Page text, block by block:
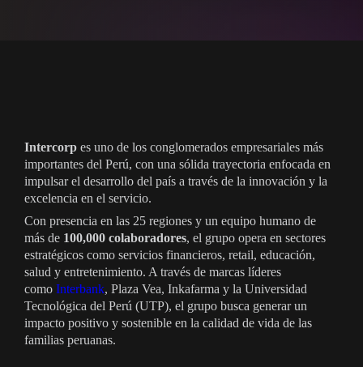
Intercorp es uno de los conglomerados empresariales más
importantes del Perú, con una sólida trayectoria enfocada en
impulsar el desarrollo del país a través de la innovación y la
excelencia en el servicio.
Con presencia en las 25 regiones y un equipo humano de
más de 100,000 colaboradores, el grupo opera en sectores
estratégicos como servicios financieros, retail, educación,
salud y entretenimiento. A través de marcas líderes
como Interbank, Plaza Vea, Inkafarma y la Universidad
Tecnológica del Perú (UTP), el grupo busca generar un
impacto positivo y sostenible en la calidad de vida de las
familias peruanas.